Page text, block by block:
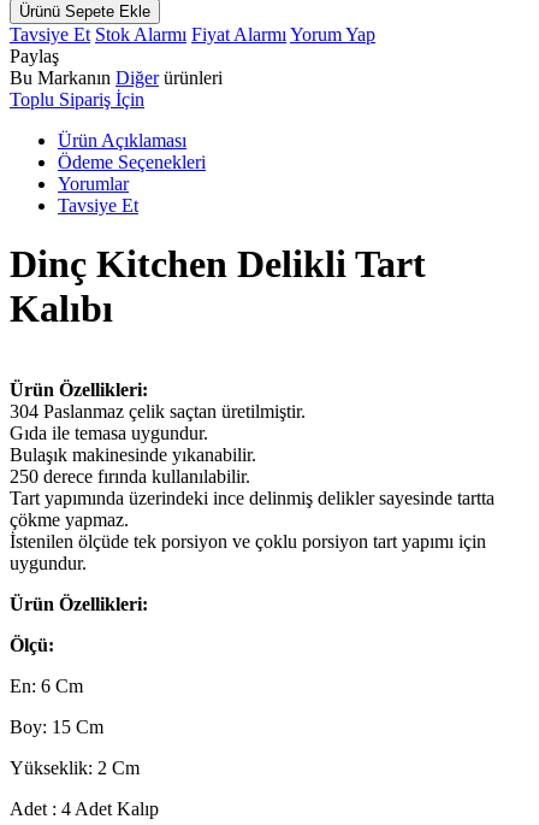
Ürünü Sepete Ekle
Tavsiye Et Stok Alarmı Fiyat Alarmı Yorum Yap
Paylaş
Bu Markanın Diğerürünleri
Toplu Sipariş İçin
Ürün Açıklaması
Ödeme Seçenekleri
Yorumlar
Tavsiye Et
Dinç Kitchen Delikli Tart
Kalıbı
Ürün Özellikleri:
304 Paslanmaz çelik saçtan üretilmiştir.
Gıda ile temasa uygundur.
Bulaşık makinesinde yıkanabilir.
250 derece fırında kullanılabilir.
Tart yapımında üzerindeki ince delinmiş delikler sayesinde tartta
çökme yapmaz.
İstenilen ölçüde tek porsiyon ve çoklu porsiyon tart yapımı için
uygundur.
Ürün Özellikleri:
Ölçü:
En: 6 Cm
Boy: 15 Cm
Yükseklik: 2 Cm
Adet : 4 Adet Kalıp